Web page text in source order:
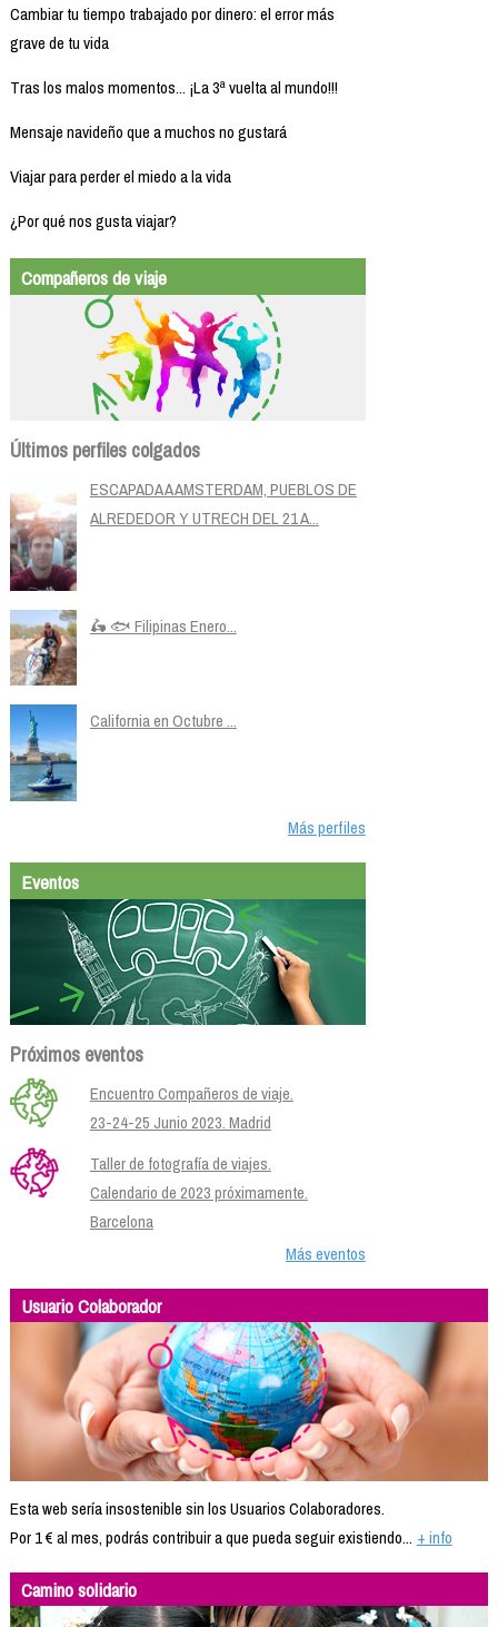
Cambiar tu tiempo trabajado por dinero: el error más
grave de tu vida
Tras los malos momentos... ¡La 3ª vuelta al mundo!!!
Mensaje navideño que a muchos no gustará
Viajar para perder el miedo a la vida
¿Por qué nos gusta viajar?
Compañeros de viaje
Últimos perfiles colgados
ESCAPADA A AMSTERDAM, PUEBLOS DE
ALREDEDOR Y UTRECH DEL 21 A...
🛵 🐟 Filipinas Enero...
California en Octubre ...
Más perfiles
Eventos
Próximos eventos
Encuentro Compañeros de viaje.
23-24-25 Junio 2023. Madrid
Taller de fotografía de viajes.
Calendario de 2023 próximamente.
Barcelona
Más eventos
Usuario Colaborador
Esta web sería insostenible sin los Usuarios Colaboradores.
Por 1 € al mes, podrás contribuir a que pueda seguir existiendo... + info
Camino solidario